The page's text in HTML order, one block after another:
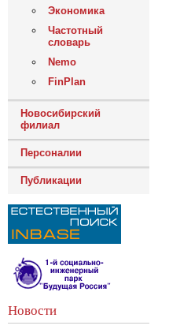
Экономика
Частотный
словарь
Nemo
FinPlan
Новосибирский
филиал
Персоналии
Публикации
Новости